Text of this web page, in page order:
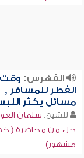
الفهرس: وقت
الفطر للمسافر ,
مسائل يكثر
للشيخ: سلمان
جزء من محاضرة (
مشهور)